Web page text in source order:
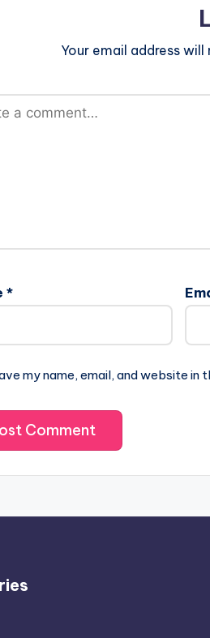
Your email address will
*
my name, email, and website